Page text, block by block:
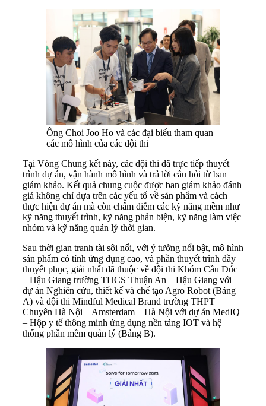
Ông Choi Joo Ho và các đại biểu tham quan
các mô hình của các đội thi
Tại Vòng Chung kết này, các đội thi đã trực tiếp thuyết
trình dự án, vận hành mô hình và trả lời câu hỏi từ ban
giám khảo. Kết quả chung cuộc được ban giám khảo đánh
giá không chỉ dựa trên các yếu tố về sản phẩm và cách
thực hiện dự án mà còn chấm điểm các kỹ năng mềm như
kỹ năng thuyết trình, kỹ năng phản biện, kỹ năng làm việc
nhóm và kỹ năng quản lý thời gian.
Sau thời gian tranh tài sôi nổi, với ý tưởng nổi bật, mô hình
sản phẩm có tính ứng dụng cao, và phần thuyết trình đầy
thuyết phục, giải nhất đã thuộc về đội thi Khóm Cầu Đúc
– Hậu Giang trường THCS Thuận An – Hậu Giang với
dự án Nghiên cứu, thiết kế và chế tạo Agro Robot (Bảng
A) và đội thi Mindful Medical Brand trường THPT
Chuyên Hà Nội – Amsterdam – Hà Nội với dự án MedIQ
– Hộp y tế thông minh ứng dụng nền tảng IOT và hệ
thống phần mềm quản lý (Bảng B).